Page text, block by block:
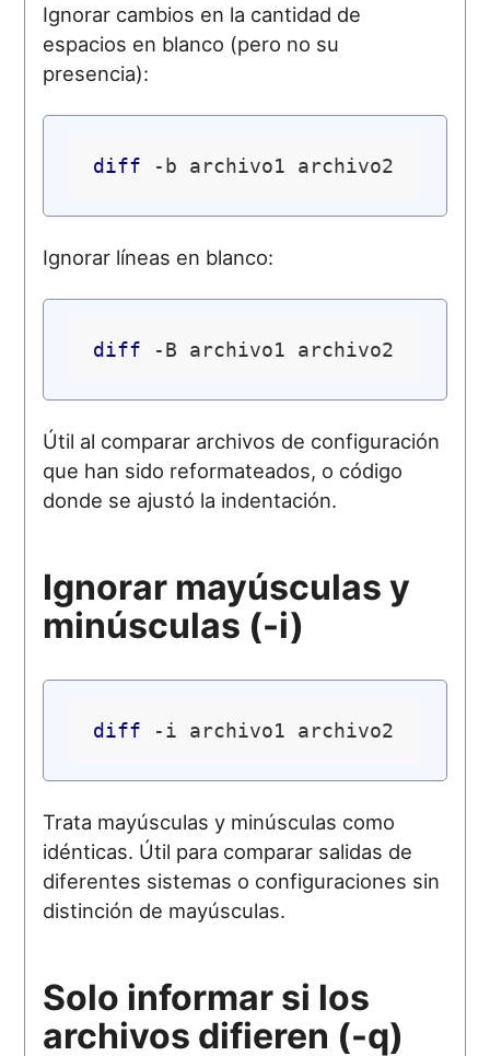
Ignorar cambios en la cantidad de
espacios en blanco (pero no su
presencia):
diff
Ignorar líneas en blanco:
diff
Útil al comparar archivos de configuración
que han sido reformateados, o código
donde se ajustó la indentación.
Ignorar mayúsculas y
minúsculas (-i)
diff
Trata mayúsculas y minúsculas como
idénticas. Útil para comparar salidas de
diferentes sistemas o configuraciones sin
distinción de mayúsculas.
Solo informar si los
archivos difieren (-q)